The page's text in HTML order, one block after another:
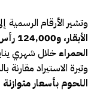
وتشير الأرقام الرسمية
الحمراء
وتيرة الاستيراد
اللحوم بأسعار